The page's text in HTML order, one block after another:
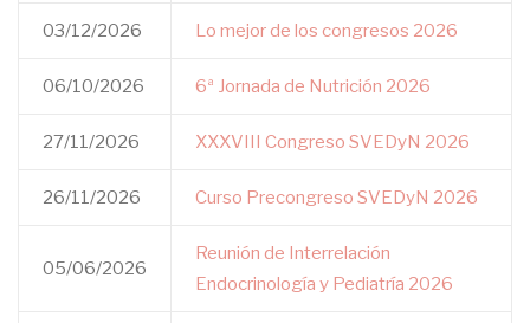
03/12/2026 Lo mejor de los congresos 2026
06/10/2026 6ª Jornada de Nutrición 2026
27/11/2026 XXXVIII Congreso SVEDyN 2026
26/11/2026 Curso Precongreso SVEDyN 2026
05/06/2026
Reunión de Interrelación
Endocrinología y Pediatría 2026